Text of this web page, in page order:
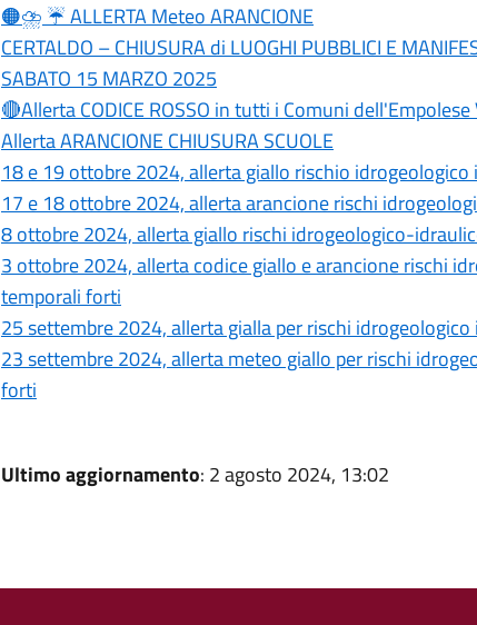
🟠⛈ ☔ ALLERTA Meteo ARANCIONE
CERTALDO – CHIUSURA di LUOGHI PUBBLICI E
SABATO 15 MARZO 2025
🔴Allerta CODICE ROSSO in tutti i Comuni dell'Empolese
Allerta ARANCIONE CHIUSURA SCUOLE
18 e 19 ottobre 2024, allerta giallo rischio
17 e 18 ottobre 2024, allerta arancione rischi
8 ottobre 2024, allerta giallo rischi idrogeologico-
3 ottobre 2024, allerta codice giallo e arancione rischi
temporali forti
25 settembre 2024, allerta gialla per rischi
23 settembre 2024, allerta meteo giallo per rischi
forti
Ultimo aggiornamento: 2 agosto 2024, 13:02